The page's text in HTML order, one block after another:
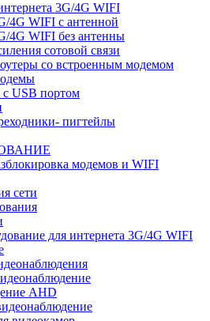
3G/4G WIFI
4G WIFI с антенной
4G WIFI без антенны
сотовой связи
со встроенным модемом
USB портом
пигтейлы
модемов и WIFI
сети
для интернета 3G/4G WIFI
AHD